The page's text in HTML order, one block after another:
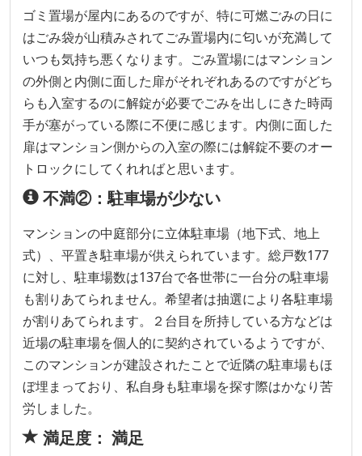
ゴミ置場が屋内にあるのですが、特に可燃ごみの日に
はごみ袋が山積みされてごみ置場内に匂いが充満して
いつも気持ち悪くなります。ごみ置場にはマンション
の外側と内側に面した扉がそれぞれあるのですがどち
らも入室するのに解錠が必要でごみを出しにきた時両
手が塞がっている際に不便に感じます。内側に面した
扉はマンション側からの入室の際には解錠不要のオー
トロックにしてくれればと思います。
不満②：駐車場が少ない
マンションの中庭部分に立体駐車場（地下式、地上
式）、平置き駐車場が供えられています。総戸数177
に対し、駐車場数は137台で各世帯に一台分の駐車場
も割りあてられません。希望者は抽選により各駐車場
が割りあてられます。２台目を所持している方などは
近場の駐車場を個人的に契約されているようですが、
このマンションが建設されたことで近隣の駐車場もほ
ぼ埋まっており、私自身も駐車場を探す際はかなり苦
労しました。
満足度： 満足